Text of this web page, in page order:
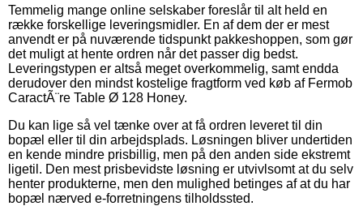
Temmelig mange online selskaber foreslår til alt held en
række forskellige leveringsmidler. En af dem der er mest
anvendt er på nuværende tidspunkt pakkeshoppen, som gør
det muligt at hente ordren når det passer dig bedst.
Leveringstypen er altså meget overkommelig, samt endda
derudover den mindst kostelige fragtform ved køb af Fermob
CaractÃ¨re Table Ø 128 Honey.
Du kan lige så vel tænke over at få ordren leveret til din
bopæl eller til din arbejdsplads. Løsningen bliver undertiden
en kende mindre prisbillig, men på den anden side ekstremt
ligetil. Den mest prisbevidste løsning er utvivlsomt at du selv
henter produkterne, men den mulighed betinges af at du har
bopæl nærved e-forretningens tilholdssted.